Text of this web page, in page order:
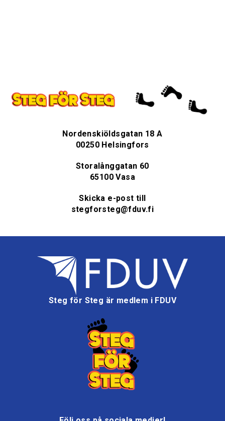
Nordenskiöldsgatan 18 A
00250 Helsingfors
Storalånggatan 60
65100 Vasa
Skicka e-post till
stegforsteg@fduv.fi
Steg för Steg är medlem i FDUV